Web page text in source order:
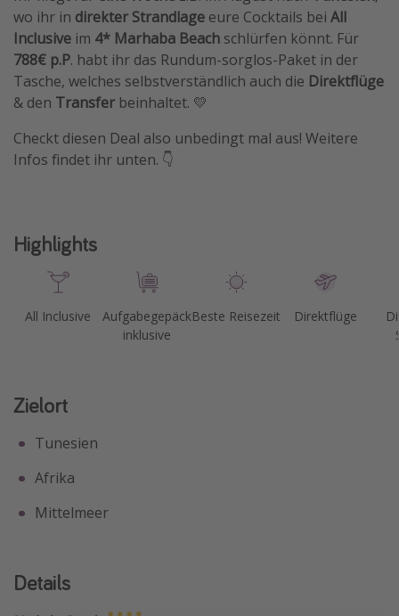
wo ihr in direkter Strandlage eure Cocktails bei All
Inclusive im 4* Marhaba Beach schlürfen könnt. Für
788€ p.P. habt ihr das Rundum-sorglos-Paket in der
Tasche, welches selbstverständlich auch die Direktflüge
& den Transfer beinhaltet. 💛
Checkt diesen Deal also unbedingt mal aus! Weitere
Infos findet ihr unten. 👇
Highlights
All Inclusive
Aufgabegepäck
inklusive
Beste Reisezeit Direktflüge
Zielort
Tunesien
Afrika
Mittelmeer
Details